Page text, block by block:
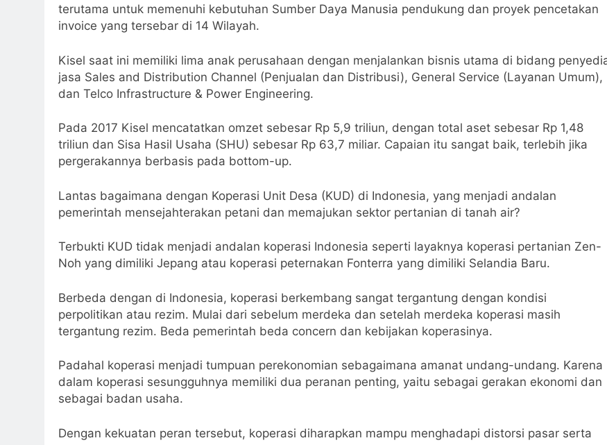
terutama untuk memenuhi kebutuhan Sumber Daya Manusia pendukung dan proyek pencetakan
invoice yang tersebar di 14 Wilayah.
Kisel saat ini memiliki lima anak perusahaan dengan menjalankan bisnis utama di bidang
jasa Sales and Distribution Channel (Penjualan dan Distribusi), General Service (Layanan Umum),
dan Telco Infrastructure & Power Engineering.
Pada 2017 Kisel mencatatkan omzet sebesar Rp 5,9 triliun, dengan total aset sebesar Rp 1,48
triliun dan Sisa Hasil Usaha (SHU) sebesar Rp 63,7 miliar. Capaian itu sangat baik, terlebih jika
pergerakannya berbasis pada bottom-up.
Lantas bagaimana dengan Koperasi Unit Desa (KUD) di Indonesia, yang menjadi andalan
pemerintah mensejahterakan petani dan memajukan sektor pertanian di tanah air?
Terbukti KUD tidak menjadi andalan koperasi Indonesia seperti layaknya koperasi pertanian Zen-
Noh yang dimiliki Jepang atau koperasi peternakan Fonterra yang dimiliki Selandia Baru.
Berbeda dengan di Indonesia, koperasi berkembang sangat tergantung dengan kondisi
perpolitikan atau rezim. Mulai dari sebelum merdeka dan setelah merdeka koperasi masih
tergantung rezim. Beda pemerintah beda concern dan kebijakan koperasinya.
Padahal koperasi menjadi tumpuan perekonomian sebagaimana amanat undang-undang. Karena
dalam koperasi sesungguhnya memiliki dua peranan penting, yaitu sebagai gerakan ekonomi dan
sebagai badan usaha.
Dengan kekuatan peran tersebut, koperasi diharapkan mampu menghadapi distorsi pasar serta